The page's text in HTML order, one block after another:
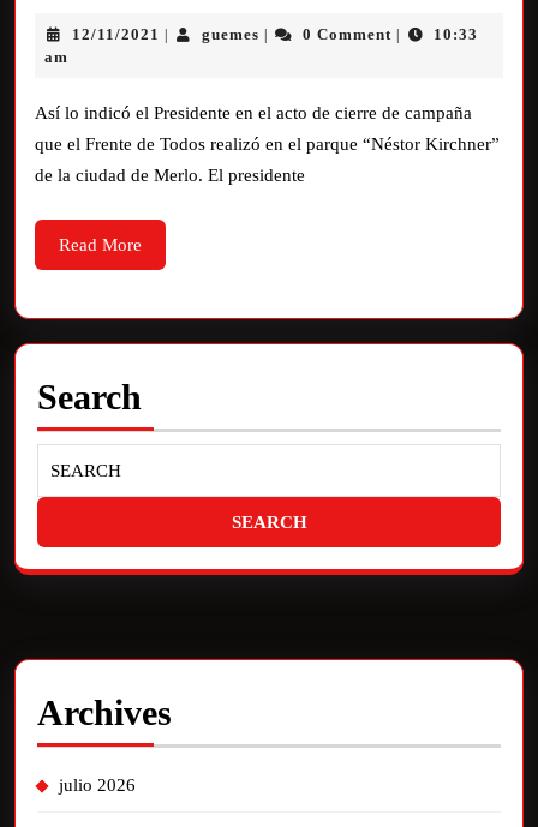
12/11/2021 guemes 0 Comment
10:33
am
Así lo indicó el Presidente en el acto de cierre de campaña
que el Frente de Todos realizó en el parque “Néstor Kirchner”
de la ciudad de Merlo. El presidente
Read More
Search
Archives
julio 2026